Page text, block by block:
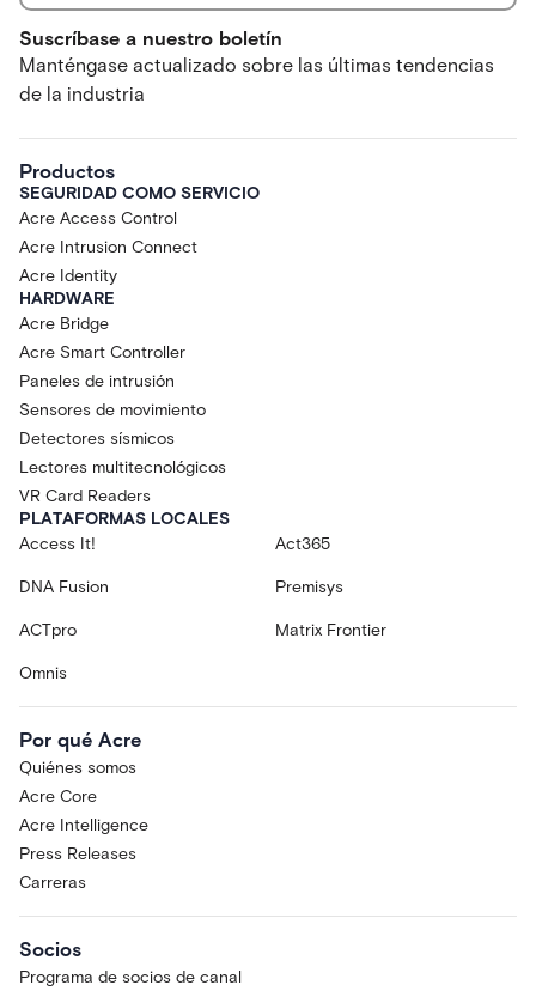
Suscríbase a nuestro boletín
Manténgase actualizado sobre las últimas tendencias
de la industria
Productos
SEGURIDAD COMO SERVICIO
Acre Access Control
Acre Intrusion Connect
Acre Identity
HARDWARE
Acre Bridge
Acre Smart Controller
Paneles de intrusión
Sensores de movimiento
Detectores sísmicos
Lectores multitecnológicos
VR Card Readers
PLATAFORMAS LOCALES
Access It!
Act365
DNA Fusion Premisys
ACTpro Matrix Frontier
Omnis
Por qué Acre
Quiénes somos
Acre Core
Acre Intelligence
Press Releases
Carreras
Socios
Programa de socios de canal